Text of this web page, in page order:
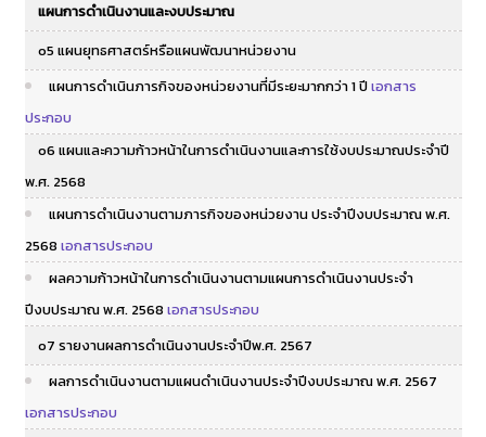
แผนการดำเนินงานและงบประมาณ
o5 แผนยุทธศาสตร์หรือแผนพัฒนาหน่วยงาน
แผนการดำเนินภารกิจของหน่วยงานที่มีระยะมากกว่า 1 ปีเอกสาร
ประกอบ
o6 แผนและความก้าวหน้าในการดำเนินงานและการใช้งบประมาณประจำปี
พ.ศ. 2568
แผนการดำเนินงานตามภารกิจของหน่วยงาน ประจำปีงบประมาณ พ.ศ.
2568 เอกสารประกอบ
ผลความก้าวหน้าในการดำเนินงานตามแผนการดำเนินงานประจำ
ปีงบประมาณ พ.ศ. 2568 เอกสารประกอบ
o7 รายงานผลการดำเนินงานประจำปีพ.ศ. 2567
ผลการดำเนินงานตามแผนดำเนินงานประจำปีงบประมาณ พ.ศ. 2567
เอกสารประกอบ